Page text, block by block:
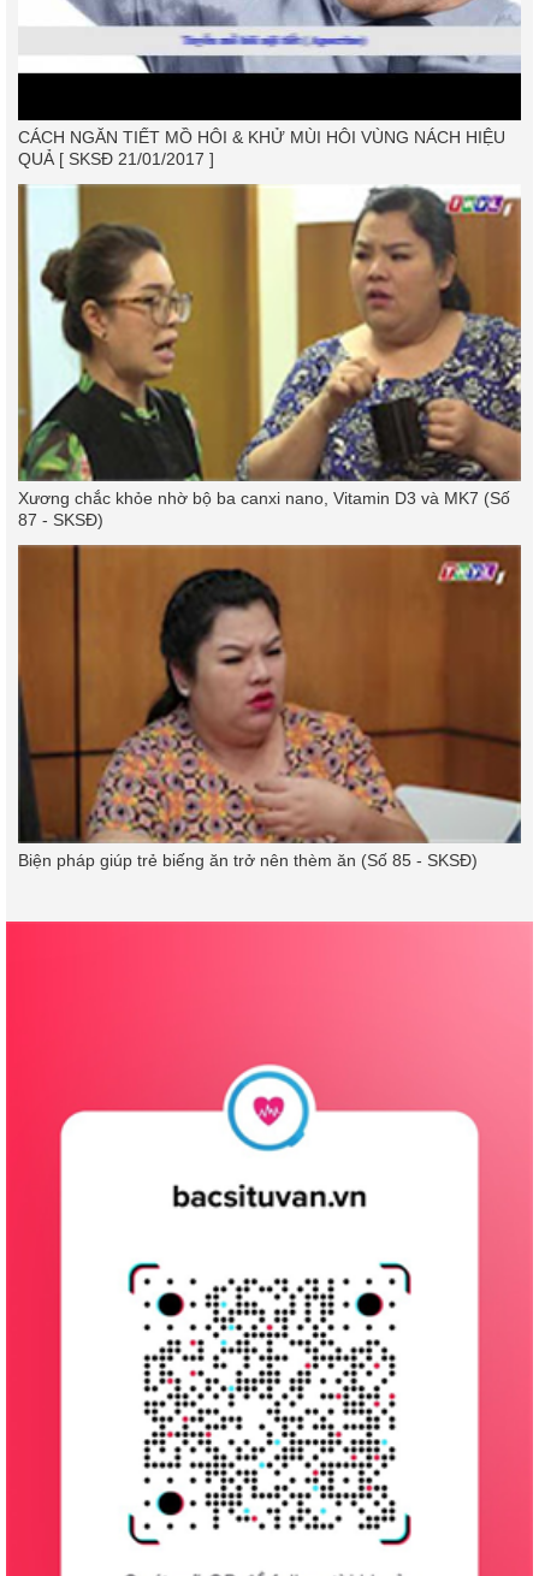
CÁCH NGĂN TIẾT MỒ HÔI & KHỬ MÙI HÔI VÙNG NÁCH HIỆU
QUẢ [ SKSĐ 21/01/2017 ]
Xương chắc khỏe nhờ bộ ba canxi nano, Vitamin D3 và MK7 (Số
87 - SKSĐ)
Biện pháp giúp trẻ biếng ăn trở nên thèm ăn (Số 85 - SKSĐ)